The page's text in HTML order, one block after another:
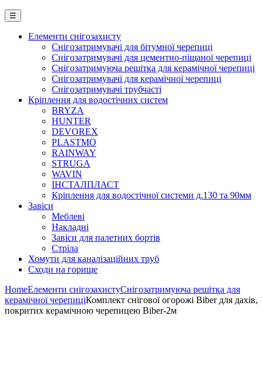
☰
Елементи снігозахисту
Снігозатримувачі для бітумної черепиці
Снігозатримувачі для цементно-піщаної черепиці
Снігозатримуюча решітка для керамічної черепиці
Снігозатримувачі для керамічної черепиці
Снігозатримувачі трубчасті
Кріплення для водостічних систем
BRYZA
HUNTER
DEVOREX
PLASTMO
RAINWAY
STRUGA
WAVIN
ІНСТАЛПЛАСТ
Кріплення для водостічної системи д.130 та 90мм
Завіси
Меблеві
Накладні
Завіси для палетних бортів
Стріла
Хомути для каналізаційних труб
Сходи на горище
HomeЕлементи снігозахистуСнігозатримуюча решітка для
керамічної черепиціКомплект снігової огорожі Biber для дахів,
покритих керамічною черепицею Biber-2м